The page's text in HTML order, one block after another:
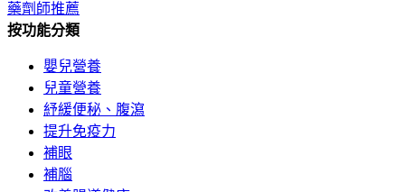
藥劑師推薦
按功能分類
嬰兒營養
兒童營養
紓緩便秘、腹瀉
提升免疫力
補眼
補腦